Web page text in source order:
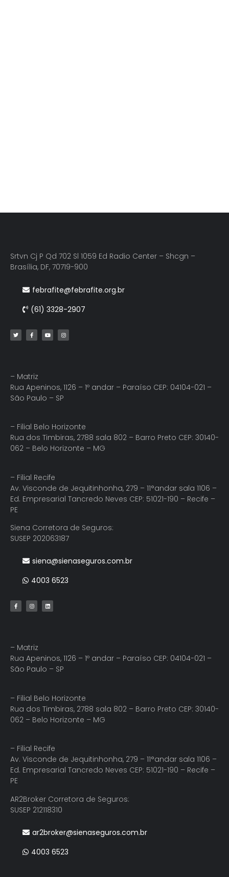
Srtvn Cj P Qd 702 Sl 1059 Ed Radio Center – Shcgn –
Brasília, DF, 70719-900
febrafite@febrafite.org.br
(61) 3328-2907
– Matriz
Rua Apeninos, 1126 – 1º andar – Paraíso CEP: 04104-021 –
São Paulo – SP
– Filial Belo Horizonte
Rua dos Timbiras, 2788 sala 802 – Barro Preto CEP: 30140-
062 – Belo Horizonte – MG
– Filial Recife
Av. Visconde de Jequitinhonha, 279 – 11°andar sala 1106 –
Ed. Empresarial Tancredo Neves CEP: 51021-190 – Recife –
PE
Siena Corretora de Seguros:
SUSEP 202063187
siena@sienaseguros.com.br
4003 6523
– Matriz
Rua Apeninos, 1126 – 1º andar – Paraíso CEP: 04104-021 –
São Paulo – SP
– Filial Belo Horizonte
Rua dos Timbiras, 2788 sala 802 – Barro Preto CEP: 30140-
062 – Belo Horizonte – MG
– Filial Recife
Av. Visconde de Jequitinhonha, 279 – 11°andar sala 1106 –
Ed. Empresarial Tancredo Neves CEP: 51021-190 – Recife –
PE
AR2Broker Corretora de Seguros:
SUSEP 212118310
ar2broker@sienaseguros.com.br
4003 6523